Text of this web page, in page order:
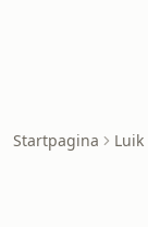
Startpagina Luik